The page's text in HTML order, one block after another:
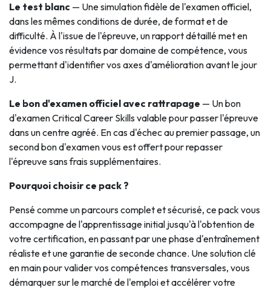
Le test blanc — Une simulation fidèle de l'examen officiel,
dans les mêmes conditions de durée, de format et de
difficulté. À l'issue de l'épreuve, un rapport détaillé met en
évidence vos résultats par domaine de compétence, vous
permettant d'identifier vos axes d'amélioration avant le jour
J.
Le bon d'examen officiel avec rattrapage — Un bon
d'examen Critical Career Skills valable pour passer l'épreuve
dans un centre agréé. En cas d'échec au premier passage, un
second bon d'examen vous est offert pour repasser
l'épreuve sans frais supplémentaires.
Pourquoi choisir ce pack ?
Pensé comme un parcours complet et sécurisé, ce pack vous
accompagne de l'apprentissage initial jusqu'à l'obtention de
votre certification, en passant par une phase d'entraînement
réaliste et une garantie de seconde chance. Une solution clé
en main pour valider vos compétences transversales, vous
démarquer sur le marché de l'emploi et accélérer votre